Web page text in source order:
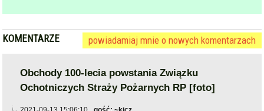
skomentuj
minusy7
plusy15
zgłoś
Pisze jako Strażak druhna OSP.Mam szacunek dla Związku